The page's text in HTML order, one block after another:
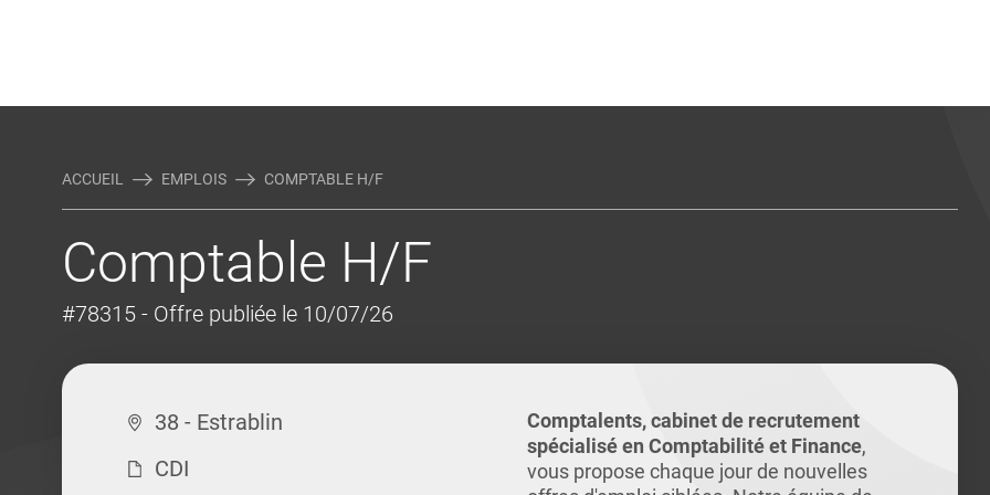
ACCUEIL EMPLOIS COMPTABLE H/F
Comptable H/F
#78315 - Offre publiée le 10/07/26
38 - Estrablin
CDI
Comptalents, cabinet de recrutement
spécialisé en Comptabilité et Finance,
vous propose chaque jour de nouvelles